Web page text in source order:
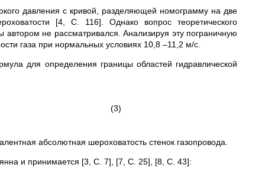
давления с кривой, разделяющей номограмму на две
[4, С. 116]. Однако вопрос теоретического
не рассматривался. Анализируя эту пограничную
газа при нормальных условиях 10,8 ‒11,2 м/с.
для определения границы областей гидравлической
(3)
абсолютная шероховатость стенок газопровода.
и принимается [3, С. 7], [7, С. 25], [8, С. 43]: